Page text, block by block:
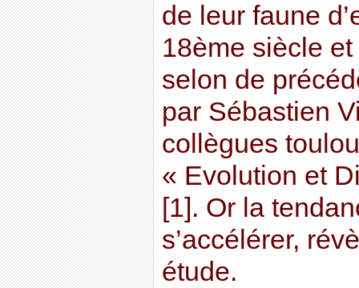
de leur faune
18ème siècle
selon de
par Sébastien
collègues
« Evolution et
[1]. Or la
s’accélérer,
étude.